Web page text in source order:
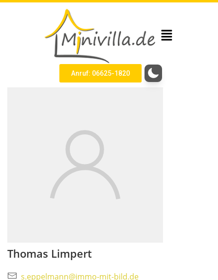
Anruf: 06625-1820
Thomas Limpert
s.eppelmann@immo-mit-bild.de